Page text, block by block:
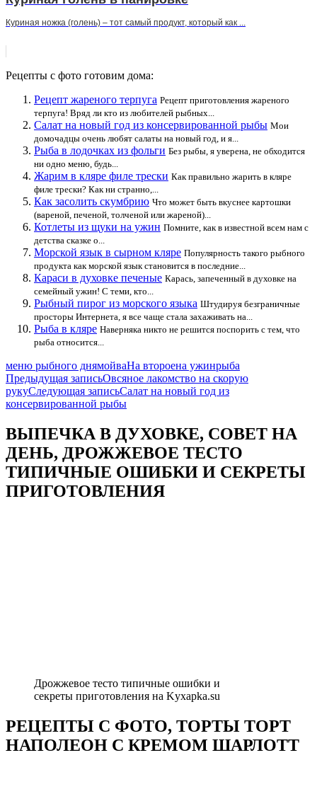
Куриная ножка (голень) – тот самый продукт, который как ...
Рецепты с фото готовим дома:
Рецепт жареного терпуга Рецепт приготовления жареного
терпуга! Вряд ли кто из любителей рыбных...
Салат на новый год из консервированной рыбы Мои
домочадцы очень любят салаты на новый год, и я...
Рыба в лодочках из фольги Без рыбы, я уверена, не обходится
ни одно меню, будь...
Жарим в кляре филе трески Как правильно жарить в кляре
филе трески? Как ни странно,...
Как засолить скумбрию Что может быть вкуснее картошки
(вареной, печеной, толченой или жареной)...
Котлеты из щуки на ужин Помните, как в известной всем нам с
детства сказке о...
Морской язык в сырном кляре Популярность такого рыбного
продукта как морской язык становится в последние...
Караси в духовке печеные Карась, запеченный в духовке на
семейный ужин! С теми, кто...
Рыбный пирог из морского языка Штудируя безграничные
просторы Интернета, я все чаще стала захаживать на...
Рыба в кляре Наверняка никто не решится поспорить с тем, что
рыба относится...
меню рыбного днямойваНа второена ужинрыба
Навигация
по
Предыдущая записьОвсяное лакомство на скорую
рукуСледующая записьСалат на новый год из
консервированной рыбы
ВЫПЕЧКА В ДУХОВКЕ, СОВЕТ НА
ДЕНЬ, ДРОЖЖЕВОЕ ТЕСТО
ТИПИЧНЫЕ ОШИБКИ И СЕКРЕТЫ
ПРИГОТОВЛЕНИЯ
Дрожжевое тесто типичные ошибки и
секреты приготовления на Kyxapka.su
РЕЦЕПТЫ С ФОТО, ТОРТЫ ТОРТ
НАПОЛЕОН С КРЕМОМ ШАРЛОТТ